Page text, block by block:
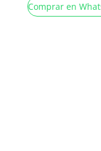
Comprar en